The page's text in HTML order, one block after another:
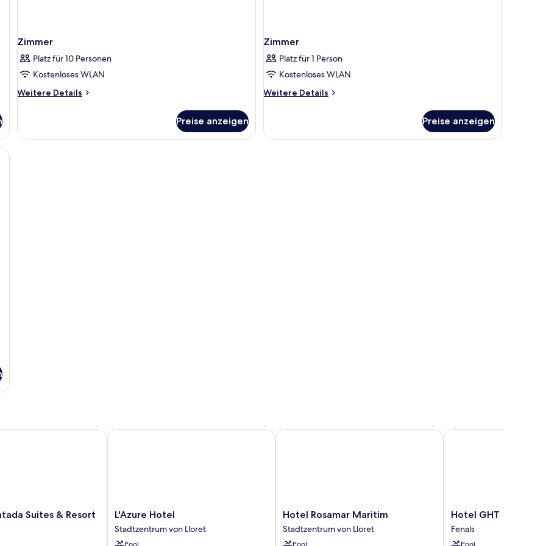
Zimmer
Platz für 10 Personen
Kostenloses WLAN
Weitere Details
Weitere
Preise anzeigen
Zimmer
Platz für 1 Person
Kostenloses WLAN
Weitere Details
Weitere
Preise anzeigen
Suites & Resort
Suites & Resort
L'Azure
Hotel
Stadtzentrum
L'Azure Hotel
Stadtzentrum von Lloret
L'Azure Hotel
Hotel
Rosamar
Maritim
Hotel Rosamar Maritim
Stadtzentrum von Lloret
Hotel Rosamar Maritim
Hotel
GHT
Aquarium
Hotel GHT
Fenals
Hotel GHT Aquarium